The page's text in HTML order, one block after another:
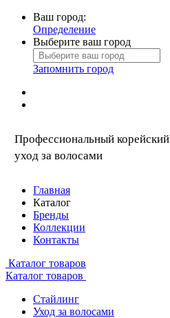
Ваш город:
Определение
Выберите ваш город
Запомнить город
Профессиональный корейский
уход за волосами
Главная
Каталог
Бренды
Коллекции
Контакты
Каталог товаров
Каталог товаров
Стайлинг
Уход за волосами